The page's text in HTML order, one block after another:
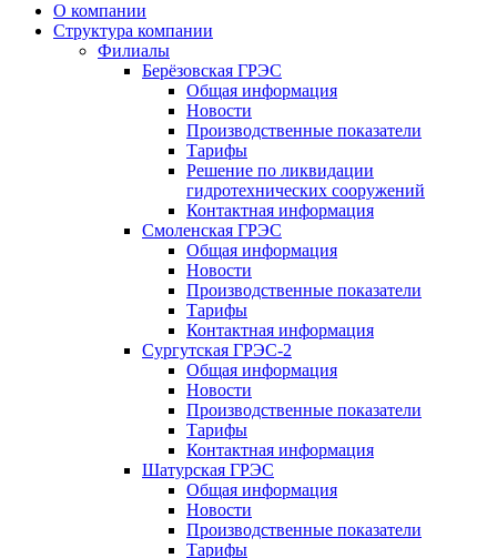
О компании
Структура компании
Филиалы
Берёзовская ГРЭС
Общая информация
Новости
Производственные показатели
Тарифы
Решение по ликвидации
гидротехнических сооружений
Контактная информация
Смоленская ГРЭС
Общая информация
Новости
Производственные показатели
Тарифы
Контактная информация
Сургутская ГРЭС-2
Общая информация
Новости
Производственные показатели
Тарифы
Контактная информация
Шатурская ГРЭС
Общая информация
Новости
Производственные показатели
Тарифы